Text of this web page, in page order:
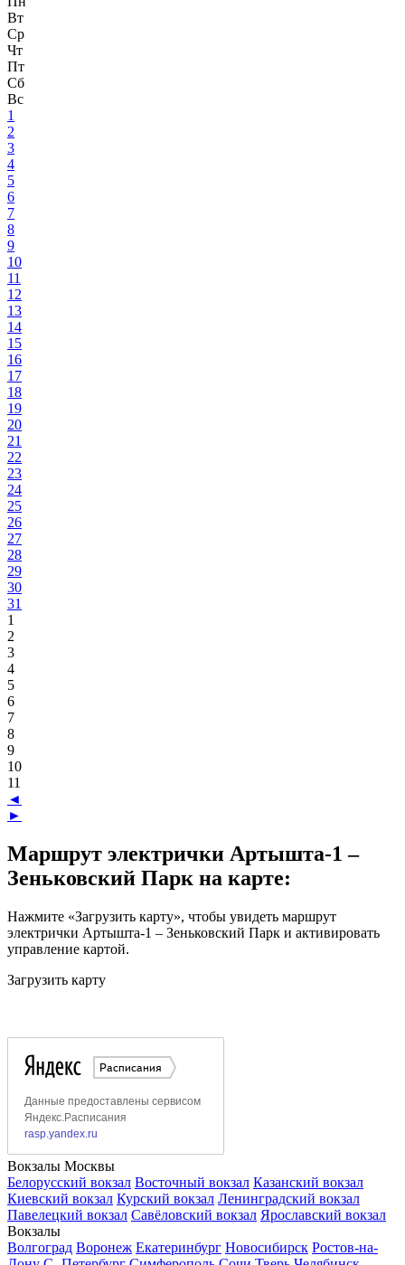
Вт
Ср
Чт
Пт
Сб
Вс
1
2
3
4
5
6
7
8
9
10
11
12
13
14
15
16
17
18
19
20
21
22
23
24
25
26
27
28
29
30
31
1
2
3
4
5
6
7
8
9
10
11
◄
►
Маршрут электрички Артышта-1 –
Зеньковский Парк на карте:
Нажмите «Загрузить карту», чтобы увидеть маршрут
электрички Артышта-1 – Зеньковский Парк и активировать
управление картой.
Загрузить карту
Вокзалы Москвы
Белорусский вокзал Восточный вокзал Казанский вокзал
Киевский вокзал Курский вокзал Ленинградский вокзал
Павелецкий вокзал Савёловский вокзал Ярославский вокзал
Вокзалы
Волгоград Воронеж Екатеринбург Новосибирск Ростов-на-